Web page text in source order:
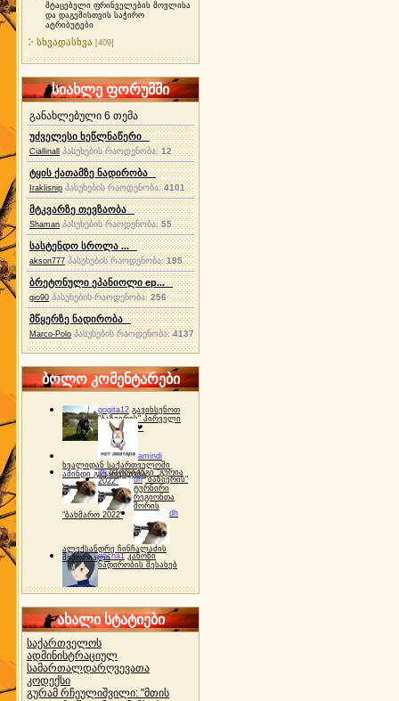
მტაცებელი ფრინველების მოვლისა
და დაგეშისთვის საჭირო
ატრიბუტები
სხვადასხვა [409]
სიახლე ფორუმში
განახლებული 6 თემა
უძველესი ხეწლნაწერი
Ciallinall პასუხების რაოდენობა:12
ტყის ქათამზე ნადირობა
Iraklisnip პასუხების რაოდენობა: 4101
მტკვარზე თევზაობა
Shaman პასუხების რაოდენობა:55
სასტენდო სროლა ...
akson777 პასუხების რაოდენობა:195
ბრეტონული ეპანიოლი ep...
gio90 პასუხების რაოდენობა:256
მწყერზე ნადირობა
Marco-Polo პასუხების რაოდენობა:4137
ბოლო კომენტარები
gogita12 გავიხსენოთ
"ბაზიერის" პირველი
ტურნირი ❤
amindi
ხვალიდან საქართველოში
ამინდი გაუარესდება
dh სპორტინგი "გურია
2022"
dh "ბაზიერის"
ტურნირი
რეგიონთა
შორის
"ბახმარო 2022"
dh
ალექსანდრე ჩინჩალაძის
მემორიალიgocha1 კანონი
ნადირობის შესახებ
ახალი სტატიები
საქართველოს
ადმინისტრაციულ
სამართალდარღვევათა
კოდექსი
გურამ რჩეულიშვილი: "მთის